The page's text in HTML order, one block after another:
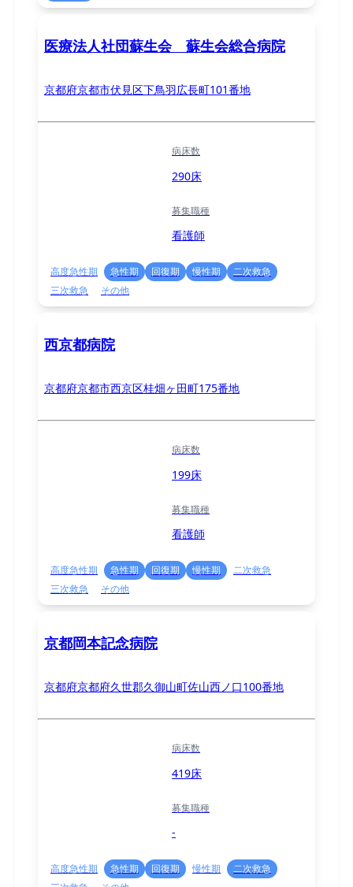
医療法人社団蘇生会 蘇生会総合病院
京都府京都市伏見区下鳥羽広長町101番地
病床数
290床
募集職種
看護師
高度急性期 急性期 回復期 慢性期
二次救急
三次救急
その他
西京都病院
京都府京都市西京区桂畑ヶ田町175番地
病床数
199床
募集職種
看護師
高度急性期 急性期 回復期 慢性期
二次救急
三次救急
その他
京都岡本記念病院
京都府京都府久世郡久御山町佐山西ノ口100番地
病床数
419床
募集職種
-
高度急性期 急性期 回復期 慢性期
二次救急